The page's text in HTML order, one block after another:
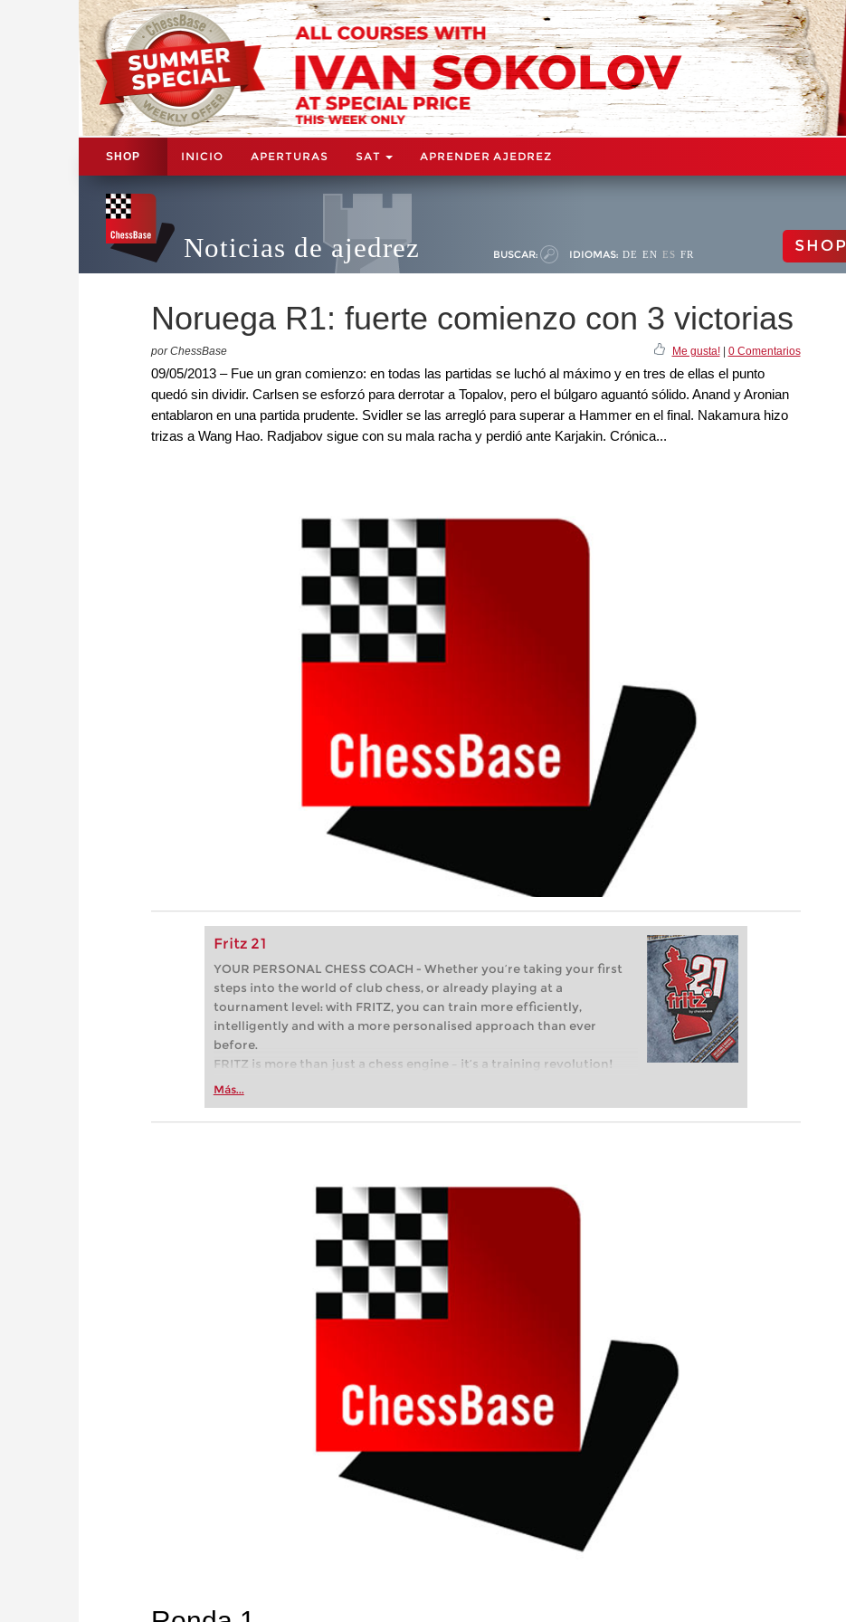
SHOP INICIO APERTURAS SAT APRENDER AJEDREZ
Noticias de ajedrez BUSCAR: IDIOMAS: DE EN ES FR SHOP
Noruega R1: fuerte comienzo con 3 victorias
por ChessBase Me gusta!| 0 Comentarios
09/05/2013 – Fue un gran comienzo: en todas las partidas se luchó al máximo y en tres de ellas el punto
quedó sin dividir. Carlsen se esforzó para derrotar a Topalov, pero el búlgaro aguantó sólido. Anand y Aronian
entablaron en una partida prudente. Svidler se las arregló para superar a Hammer en el final. Nakamura hizo
trizas a Wang Hao. Radjabov sigue con su mala racha y perdió ante Karjakin. Crónica...
Fritz 21
YOUR PERSONAL CHESS COACH - Whether you’re taking your first
steps into the world of club chess, or already playing at a
tournament level: with FRITZ, you can train more efficiently,
intelligently and with a more personalised approach than ever
before.
FRITZ is more than just a chess engine – it’s a training revolution!
Whether you’re taking your first steps into the world of club chess,
more efficiently, intelligently and with a more personalised
Más...